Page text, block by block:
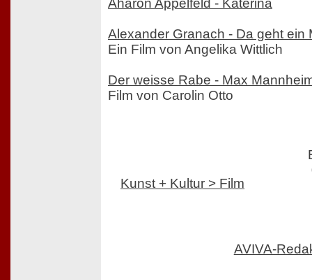
Alexander Granach - Da geht ein
Ein Film von Angelika Wittlich
Der weisse Rabe - Max
Film von Carolin Otto
Kunst + Kultur > Film
AVIVA-